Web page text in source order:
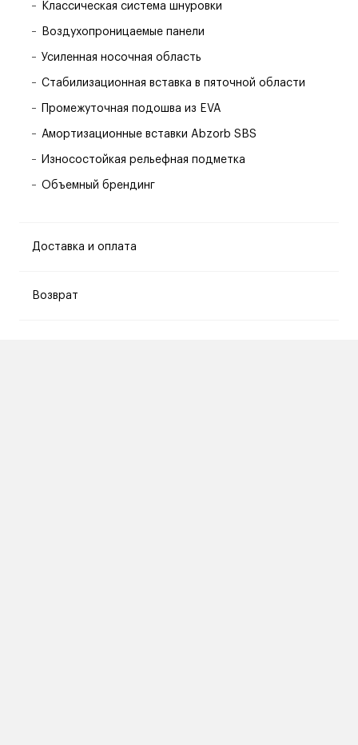
Классическая система шнуровки
Воздухопроницаемые панели
Усиленная носочная область
Стабилизационная вставка в пяточной области
Промежуточная подошва из EVA
Амортизационные вставки Abzorb SBS
Износостойкая рельефная подметка
Объемный брендинг
Доставка и оплата
Возврат